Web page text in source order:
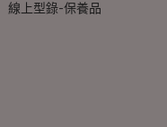
線上型錄-保養品